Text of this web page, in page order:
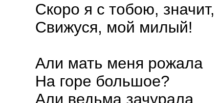
Скоро я с тобою, значит,
Свижуся, мой милый!
Али мать меня рожала
На горе большое?
Али ведьма зачурала